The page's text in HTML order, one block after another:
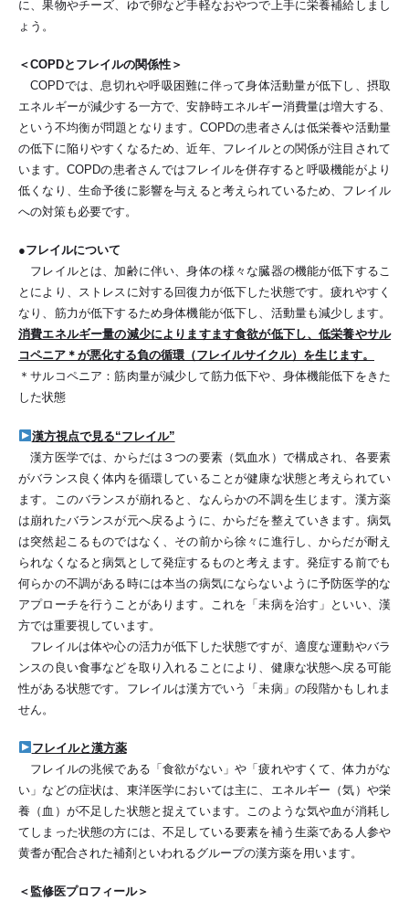
に、果物やチーズ、ゆで卵など手軽なおやつで上手に栄養補給しまし
ょう。
＜COPDとフレイルの関係性＞
COPDでは、息切れや呼吸困難に伴って身体活動量が低下し、摂取
エネルギーが減少する一方で、安静時エネルギー消費量は増大する、
という不均衡が問題となります。COPDの患者さんは低栄養や活動量
の低下に陥りやすくなるため、近年、フレイルとの関係が注目されて
います。COPDの患者さんではフレイルを併存すると呼吸機能がより
低くなり、生命予後に影響を与えると考えられているため、フレイル
への対策も必要です。
●フレイルについて
フレイルとは、加齢に伴い、身体の様々な臓器の機能が低下するこ
とにより、ストレスに対する回復力が低下した状態です。疲れやすく
なり、筋力が低下するため身体機能が低下し、活動量も減少します。
消費エネルギー量の減少によりますます食欲が低下し、低栄養やサル
コペニア＊が悪化する負の循環（フレイルサイクル）を生じます。
＊サルコペニア：筋肉量が減少して筋力低下や、身体機能低下をきた
した状態
漢方視点で見る“フレイル”
漢方医学では、からだは３つの要素（気血水）で構成され、各要素
がバランス良く体内を循環していることが健康な状態と考えられてい
ます。このバランスが崩れると、なんらかの不調を生じます。漢方薬
は崩れたバランスが元へ戻るように、からだを整えていきます。病気
は突然起こるものではなく、その前から徐々に進行し、からだが耐え
られなくなると病気として発症するものと考えます。発症する前でも
何らかの不調がある時には本当の病気にならないように予防医学的な
アプローチを行うことがあります。これを「未病を治す」といい、漢
方では重要視しています。
フレイルは体や心の活力が低下した状態ですが、適度な運動やバラ
ンスの良い食事などを取り入れることにより、健康な状態へ戻る可能
性がある状態です。フレイルは漢方でいう「未病」の段階かもしれま
せん。
フレイルと漢方薬
フレイルの兆候である「食欲がない」や「疲れやすくて、体力がな
い」などの症状は、東洋医学においては主に、エネルギー（気）や栄
養（血）が不足した状態と捉えています。このような気や血が消耗し
てしまった状態の方には、不足している要素を補う生薬である人参や
黄耆が配合された補剤といわれるグループの漢方薬を用います。
＜監修医プロフィール＞